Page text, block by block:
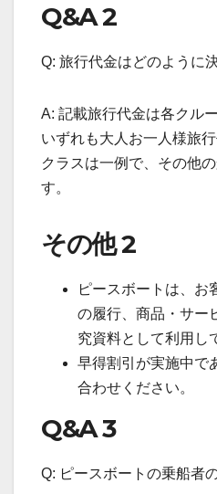
Q&A 2
Q: 旅行代金はどのように
A: 記載旅行代金は各クル
いずれも大人お一人様旅
クラスは一例で、その他
す。
その他 2
ピースボートは、お
の履行、商品・サー
究資料として利用し
早得割引が実施中で
合わせください。
Q&A 3
Q: ピースボートの乗船者